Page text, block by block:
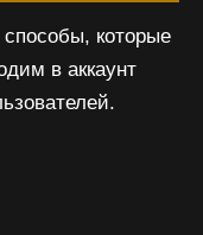
которые
в аккаунт